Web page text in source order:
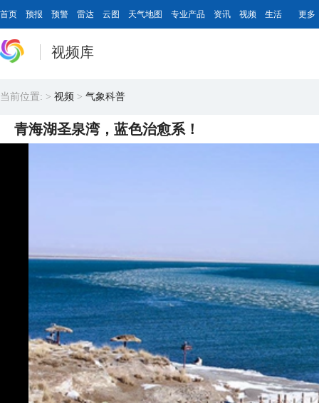
首页 预报 预警 雷达 云图 天气地图 专业产品 资讯 视频 生活 更多
视频库
当前位置: > 视频 > 气象科普
青海湖圣泉湾，蓝色治愈系！